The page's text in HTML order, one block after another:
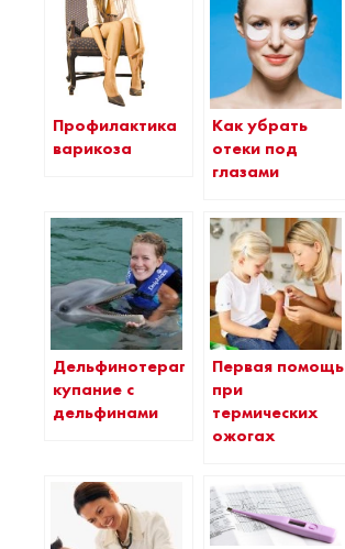
Профилактика
варикоза
Как убрать
отеки под
глазами
Дельфинотерапия:
купание с
дельфинами
Первая помощь
при
термических
ожогах